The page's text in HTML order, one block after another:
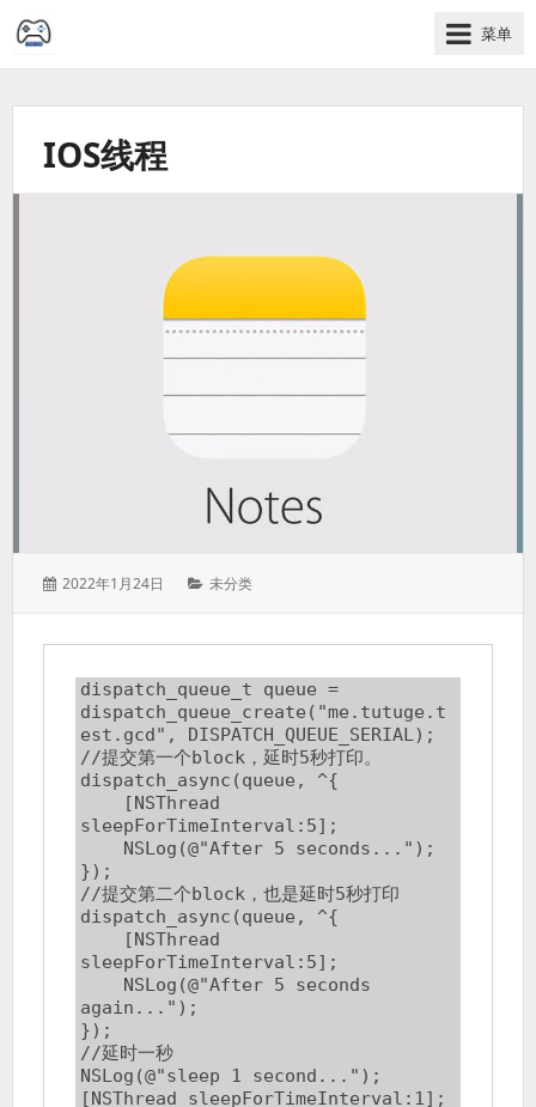
学
发、
件
菜单
IOS线程
发
2022年1月24日
分
未分类
dispatch_queue_t queue =
dispatch_queue_create("me.tutuge.t
est.gcd", DISPATCH_QUEUE_SERIAL);
//提交第一个block，延时5秒打印。
dispatch_async(queue, ^{
sleepForTimeInterval:5];
});
//提交第二个block，也是延时5秒打印
dispatch_async(queue, ^{
sleepForTimeInterval:5];
again...");
});
//延时一秒
NSLog(@"sleep 1 second...");
[NSThread sleepForTimeInterval:1];